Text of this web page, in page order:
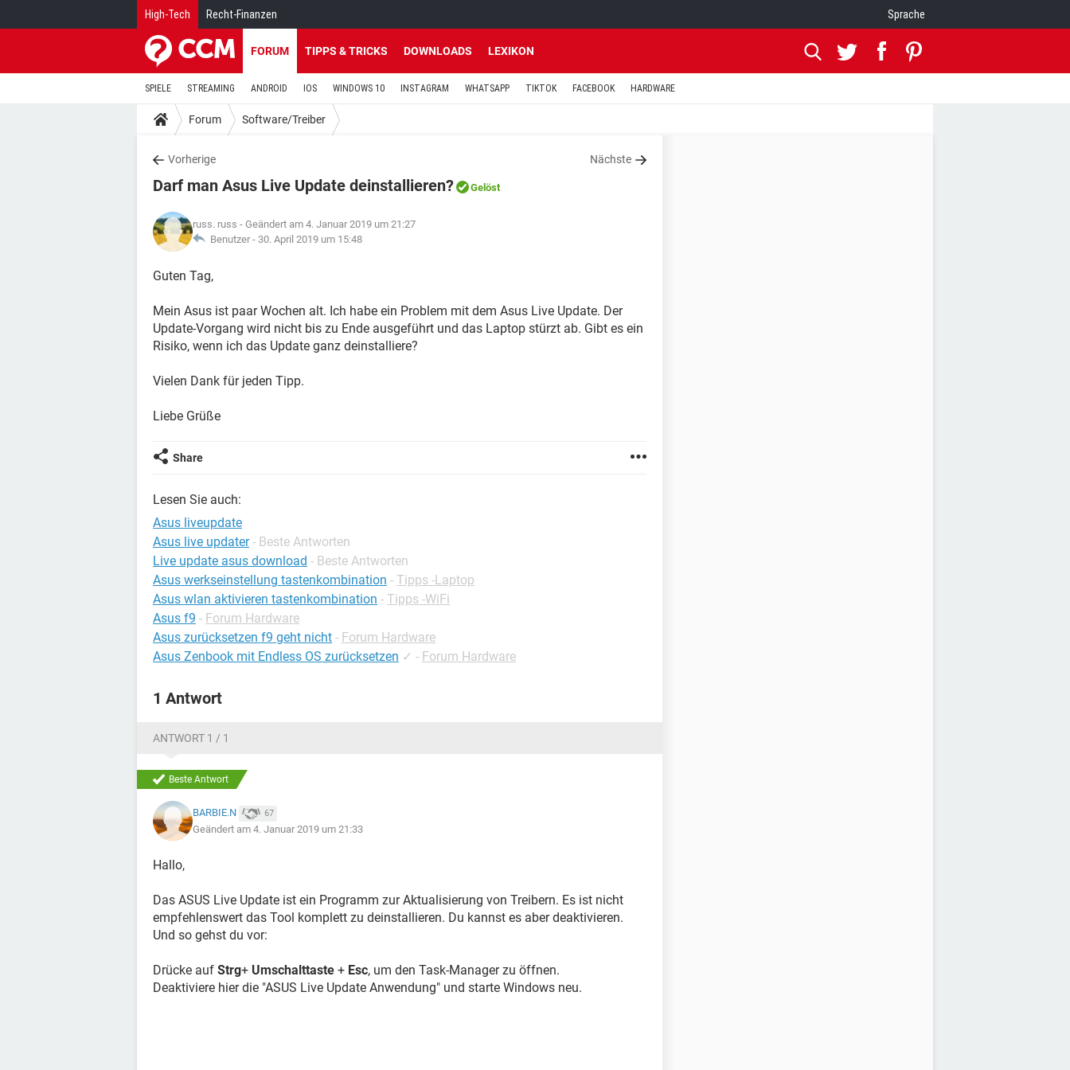
High-Tech Recht-Finanzen Sprache
FORUM TIPPS & TRICKS DOWNLOADS LEXIKON
SPIELE STREAMING ANDROID IOS WINDOWS 10 INSTAGRAM WHATSAPP TIKTOK FACEBOOK HARDWARE
Forum Software/Treiber
Vorherige Nächste
Darf man Asus Live Update deinstallieren? Gelöst
russ. russ - Geändert am 4. Januar 2019 um 21:27
Benutzer - 30. April 2019 um 15:48
Guten Tag,
Mein Asus ist paar Wochen alt. Ich habe ein Problem mit dem Asus Live Update. Der
Update-Vorgang wird nicht bis zu Ende ausgeführt und das Laptop stürzt ab. Gibt es ein
Risiko, wenn ich das Update ganz deinstalliere?
Vielen Dank für jeden Tipp.
Liebe Grüße
Share
Lesen Sie auch:
Asus liveupdate
Asus live updater - Beste Antworten
Live update asus download - Beste Antworten
Asus werkseinstellung tastenkombination - Tipps -Laptop
Asus wlan aktivieren tastenkombination - Tipps -WiFi
Asus f9 - Forum Hardware
Asus zurücksetzen f9 geht nicht - Forum Hardware
Asus Zenbook mit Endless OS zurücksetzen ✓ - Forum Hardware
1 Antwort
ANTWORT 1 / 1
Beste Antwort
BARBIE.N 67
Geändert am 4. Januar 2019 um 21:33
Hallo,
Das ASUS Live Update ist ein Programm zur Aktualisierung von Treibern. Es ist nicht
empfehlenswert das Tool komplett zu deinstallieren. Du kannst es aber deaktivieren.
Und so gehst du vor:
Drücke auf Strg+ Umschalttaste + Esc, um den Task-Manager zu öffnen.
Deaktiviere hier die "ASUS Live Update Anwendung" und starte Windows neu.